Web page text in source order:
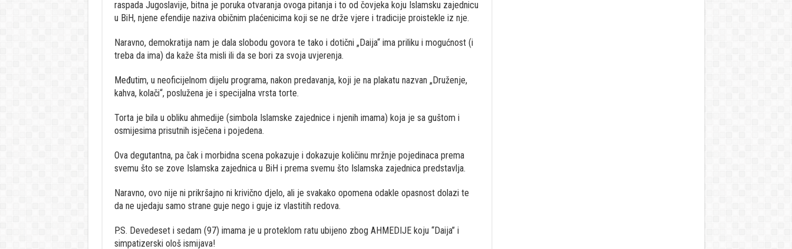
raspada Jugoslavije, bitna je poruka otvaranja ovoga pitanja i to od čovjeka koju Islamsku zajednicu
u BiH, njene efendije naziva običnim plaćenicima koji se ne drže vjere i tradicije proistekle iz nje.
Naravno, demokratija nam je dala slobodu govora te tako i dotični „Daija“ ima priliku i mogućnost (i
treba da ima) da kaže šta misli ili da se bori za svoja uvjerenja.
Međutim, u neoficijelnom dijelu programa, nakon predavanja, koji je na plakatu nazvan „Druženje,
kahva, kolači“, poslužena je i specijalna vrsta torte.
Torta je bila u obliku ahmedije (simbola Islamske zajednice i njenih imama) koja je sa guštom i
osmijesima prisutnih isječena i pojedena.
Ova degutantna, pa čak i morbidna scena pokazuje i dokazuje količinu mržnje pojedinaca prema
svemu što se zove Islamska zajednica u BiH i prema svemu što Islamska zajednica predstavlja.
Naravno, ovo nije ni prikršajno ni krivično djelo, ali je svakako opomena odakle opasnost dolazi te
da ne ujedaju samo strane guje nego i guje iz vlastitih redova.
P.S. Devedeset i sedam (97) imama je u proteklom ratu ubijeno zbog AHMEDIJE koju “Daija” i
simpatizerski ološ ismijava!